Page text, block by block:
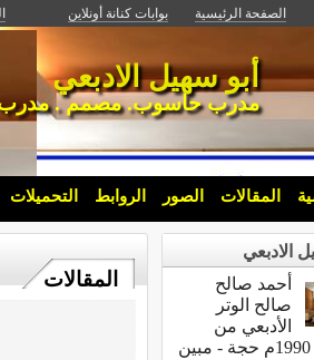
الصفحة الرئيسية بوابات كنانة أونلاين
أبو سهيل الادبعي
مدرب حاسوب. مصمم . مدرب تنمية
المقالات الصور الروابط التحميلات
المقالات
الادبعي
أحمد صالح
صالح الوتر
الأدبعي من
مواليد 1990م حجة - مبين